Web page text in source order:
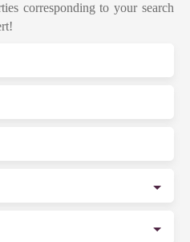
corresponding to your search